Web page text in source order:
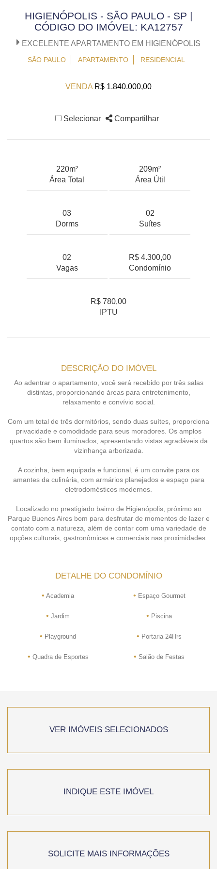
HIGIENÓPOLIS - SÃO PAULO - SP |
CÓDIGO DO IMÓVEL: KA12757
EXCELENTE APARTAMENTO EM HIGIENÓPOLIS
SÃO PAULO APARTAMENTO RESIDENCIAL
VENDA R$ 1.840.000,00
Selecionar Compartilhar
220m²
Área Total
209m²
Área Útil
03
Dorms
02
Suítes
02
Vagas
R$ 4.300,00
Condomínio
R$ 780,00
IPTU
DESCRIÇÃO DO IMÓVEL
Ao adentrar o apartamento, você será recebido por três salas
distintas, proporcionando áreas para entretenimento,
relaxamento e convívio social.
Com um total de três dormitórios, sendo duas suítes, proporciona
privacidade e comodidade para seus moradores. Os amplos
quartos são bem iluminados, apresentando vistas agradáveis da
vizinhança arborizada.
A cozinha, bem equipada e funcional, é um convite para os
amantes da culinária, com armários planejados e espaço para
eletrodomésticos modernos.
Localizado no prestigiado bairro de Higienópolis, próximo ao
Parque Buenos Aires bom para desfrutar de momentos de lazer e
contato com a natureza, além de contar com uma variedade de
opções culturais, gastronômicas e comerciais nas proximidades.
DETALHE DO CONDOMÍNIO
• Academia • Espaço Gourmet
• Jardim • Piscina
• Playground • Portaria 24Hrs
• Quadra de Esportes • Salão de Festas
VER IMÓVEIS SELECIONADOS
INDIQUE ESTE IMÓVEL
SOLICITE MAIS INFORMAÇÕES